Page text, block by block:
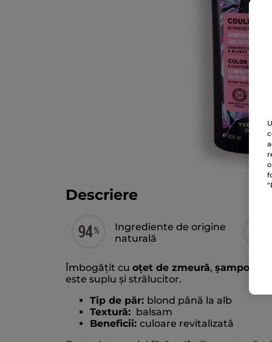
Descriere
Ingrediente de origine
naturală
Îmbogățit cu oțet de zmeură, șamponul
este suplu și strălucitor.
Tip de păr: blond până la alb
Textură: balsam
Beneficii: culoare revitalizată